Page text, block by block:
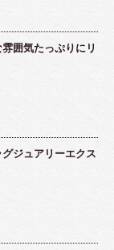
囲気たっぷりにリ
ジュアリーエクス